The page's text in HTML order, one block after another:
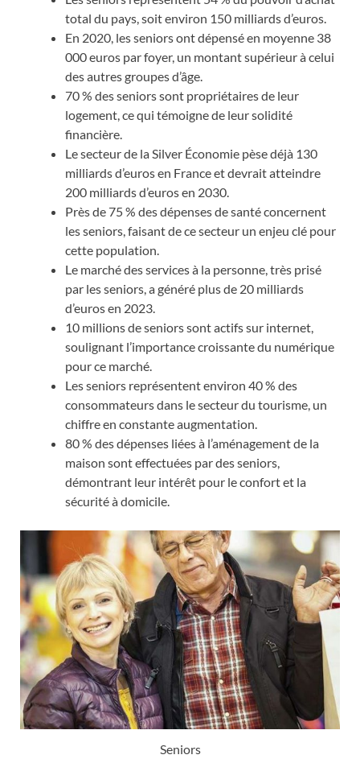
total du pays, soit environ 150 milliards d’euros.
En 2020, les seniors ont dépensé en moyenne 38
000 euros par foyer, un montant supérieur à celui
des autres groupes d’âge.
70 % des seniors sont propriétaires de leur
logement, ce qui témoigne de leur solidité
financière.
Le secteur de la Silver Économie pèse déjà 130
milliards d’euros en France et devrait atteindre
200 milliards d’euros en 2030.
Près de 75 % des dépenses de santé concernent
les seniors, faisant de ce secteur un enjeu clé pour
cette population.
Le marché des services à la personne, très prisé
par les seniors, a généré plus de 20 milliards
d’euros en 2023.
10 millions de seniors sont actifs sur internet,
soulignant l’importance croissante du numérique
pour ce marché.
Les seniors représentent environ 40 % des
consommateurs dans le secteur du tourisme, un
chiffre en constante augmentation.
80 % des dépenses liées à l’aménagement de la
maison sont effectuées par des seniors,
démontrant leur intérêt pour le confort et la
sécurité à domicile.
Seniors